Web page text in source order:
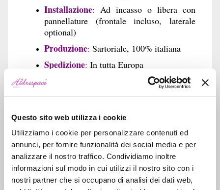
Questo sito web utilizza i cookie
Utilizziamo i cookie per personalizzare contenuti ed
annunci, per fornire funzionalità dei social media e per
analizzare il nostro traffico. Condividiamo inoltre
informazioni sul modo in cui utilizzi il nostro sito con i
nostri partner che si occupano di analisi dei dati web,
Installazione: Ad incasso o libera con
pannellature (frontale incluso, laterale
optional)
Produzione: Sartoriale, 100% italiana
Spedizione: In tutta Europa
Dotazioni incluse di serie
Telaio strutturale in acciaio zincato
Pannello frontale piegatoincluso
Piletta di scarico cromata con
meccanismo automatico di
chiusura/apertura